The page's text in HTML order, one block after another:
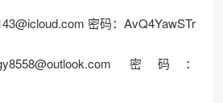
密码：AvQ4YawSTr
密码：